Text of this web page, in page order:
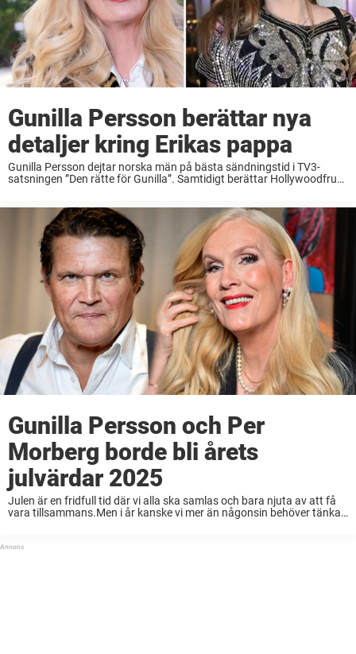
Gunilla Persson berättar nya
detaljer kring Erikas pappa
Gunilla Persson dejtar norska män på bästa sändningstid i TV3-
satsningen ”Den rätte för Gunilla”. Samtidigt berättar Hollywoodfrun
Gunilla Persson och Per
Morberg borde bli årets
julvärdar 2025
Julen är en fridfull tid där vi alla ska samlas och bara njuta av att få
vara tillsammans.Men i år kanske vi mer än någonsin behöver tänka